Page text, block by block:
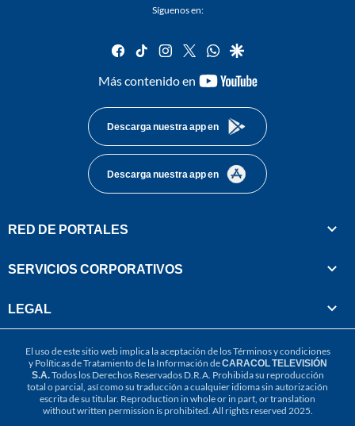
Síguenos en:
facebook
tiktok instagram
twitterwhatsapp
google
Más contenido en
youtube-
Descarga nuestra app en
Descarga nuestra app en
RED DE PORTALES
SERVICIOS CORPORATIVOS
LEGAL
El uso de este sitio web implica la aceptación de losTérminos y condiciones
y Políticas de Tratamiento de la Información deCARACOL TELEVISIÓN
S.A.Todos los Derechos Reservados D.R.A. Prohibida su reproducción
total o parcial, así como su traducción a cualquier idioma sin autorización
escrita de su titular. Reproduction in whole or in part, or translation
without written permission is prohibited. All rights reserved 2025.